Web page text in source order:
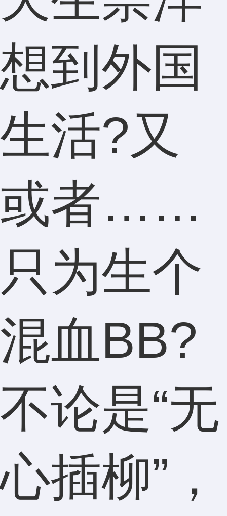
想到外国
生活?又
或者……
只为生个
混血BB?
不论是“无
心插柳”，